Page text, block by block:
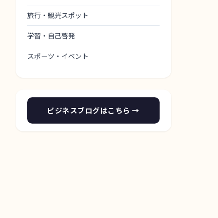
旅行・観光スポット
学習・自己啓発
スポーツ・イベント
ビジネスブログはこちら →